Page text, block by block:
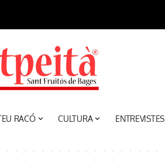
RACÓ CULTURA ENTREVISTES